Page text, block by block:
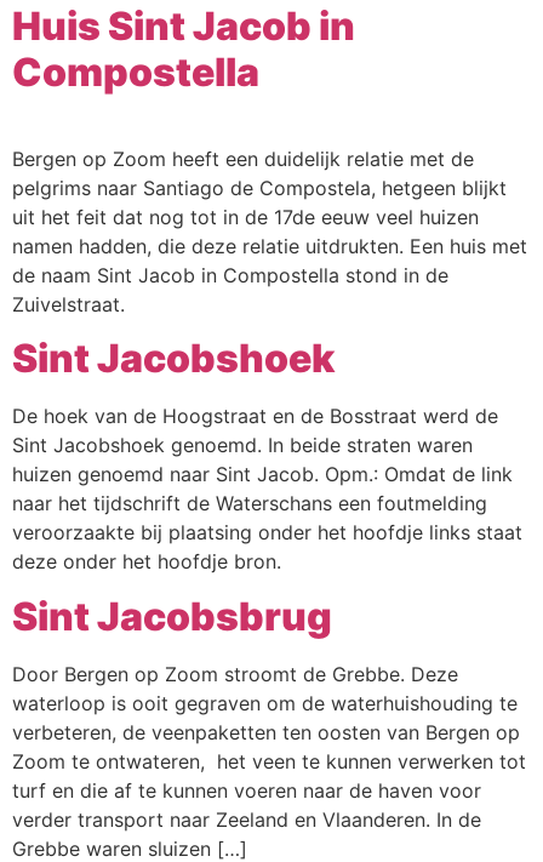
Huis Sint Jacob in
Compostella
Bergen op Zoom heeft een duidelijk relatie met de
pelgrims naar Santiago de Compostela, hetgeen blijkt
uit het feit dat nog tot in de 17de eeuw veel huizen
namen hadden, die deze relatie uitdrukten. Een huis met
de naam Sint Jacob in Compostella stond in de
Zuivelstraat.
Sint Jacobshoek
De hoek van de Hoogstraat en de Bosstraat werd de
Sint Jacobshoek genoemd. In beide straten waren
huizen genoemd naar Sint Jacob. Opm.: Omdat de link
naar het tijdschrift de Waterschans een foutmelding
veroorzaakte bij plaatsing onder het hoofdje links staat
deze onder het hoofdje bron.
Sint Jacobsbrug
Door Bergen op Zoom stroomt de Grebbe. Deze
waterloop is ooit gegraven om de waterhuishouding te
verbeteren, de veenpaketten ten oosten van Bergen op
Zoom te ontwateren, het veen te kunnen verwerken tot
turf en die af te kunnen voeren naar de haven voor
verder transport naar Zeeland en Vlaanderen. In de
Grebbe waren sluizen […]